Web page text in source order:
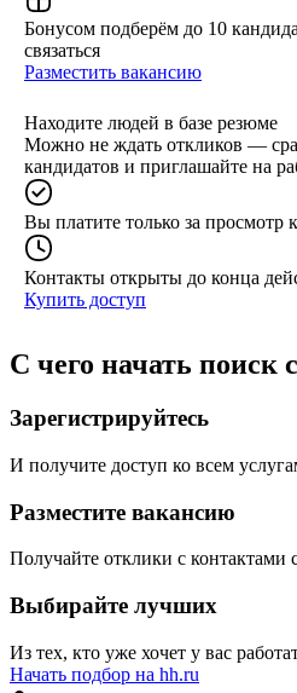
Бонусом подберём до 10
связаться
Разместить вакансию
Находите людей в базе резюме
Можно не ждать откликов —
кандидатов и приглашайте на
Вы платите только за просмотр
Контакты открыты до конца
Купить доступ
С чего начать поиск
Зарегистрируйтесь
И получите доступ ко всем
Разместите вакансию
Получайте отклики с контактами
Выбирайте лучших
Из тех, кто уже хочет у вас
Начать подбор на hh.ru